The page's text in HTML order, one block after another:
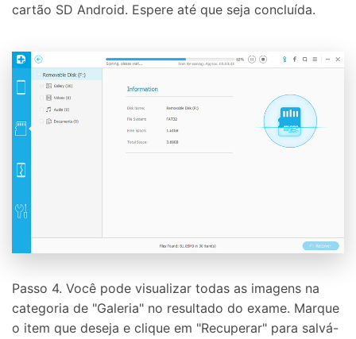
cartão SD Android. Espere até que seja concluída.
Passo 4. Você pode visualizar todas as imagens na
categoria de "Galeria" no resultado do exame. Marque
o item que deseja e clique em "Recuperar" para salvá-